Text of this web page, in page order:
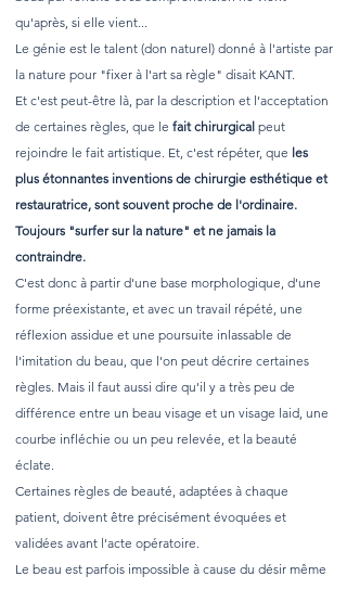
qu'après, si elle vient...
Le génie est le talent (don naturel) donné à l'artiste par
la nature pour "fixer à l'art sa règle" disait KANT.
Et c'est peut-être là, par la description et l'acceptation
de certaines règles, que le fait chirurgical peut
rejoindre le fait artistique. Et, c'est répéter, que les
plus étonnantes inventions de chirurgie esthétique et
restauratrice, sont souvent proche de l'ordinaire.
Toujours "surfer sur la nature" et ne jamais la
contraindre.
C'est donc à partir d'une base morphologique, d'une
forme préexistante, et avec un travail répété, une
réflexion assidue et une poursuite inlassable de
l'imitation du beau, que l'on peut décrire certaines
règles. Mais il faut aussi dire qu'il y a très peu de
différence entre un beau visage et un visage laid, une
courbe infléchie ou un peu relevée, et la beauté
éclate.
Certaines règles de beauté, adaptées à chaque
patient, doivent être précisément évoquées et
validées avant l'acte opératoire.
Le beau est parfois impossible à cause du désir même